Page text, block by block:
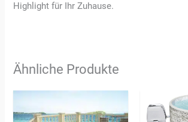
Highlight für Ihr Zuhause.
Ähnliche Produkte